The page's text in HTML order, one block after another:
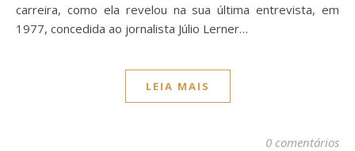
carreira, como ela revelou na sua última entrevista, em
1977, concedida ao jornalista Júlio Lerner…
LEIA MAIS
0 comentários